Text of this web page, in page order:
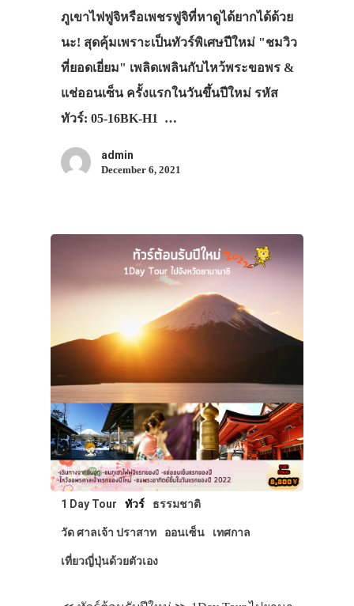
ภูเขาไฟฟูจิหรือเพชรฟูจิที่หาดูได้ยากได้ด้วย
นะ! สุดคุ้มเพราะเป็นทัวร์พิเศษปีใหม่ "ชมวิว
ที่ยอดเยี่ยม" เพลิดเพลินกับไหว้พระขอพร &
แช่ออนเซ็น ครั้งแรกในวันขึ้นปีใหม่ รหัส
ทัวร์: 05-16BK-H1 …
admin
December 6, 2021
1 Day Tour ทัวร์ ธรรมชาติ
วัด ศาลเจ้า ปราสาท ออนเซ็น เทศกาล
เที่ยวญี่ปุ่นด้วยตัวเอง